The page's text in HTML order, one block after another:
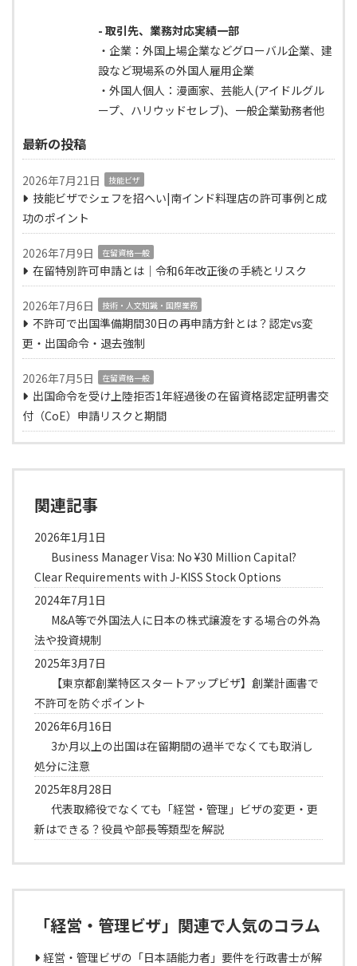
- 取引先、業務対応実績一部
・企業：外国上場企業などグローバル企業、建
設など現場系の外国人雇用企業
・外国人個人：漫画家、芸能人(アイドルグル
ープ、ハリウッドセレブ)、一般企業勤務者他
最新の投稿
2026年7月21日 技能ビザ
技能ビザでシェフを招へい|南インド料理店の許可事例と成
功のポイント
2026年7月9日 在留資格一般
在留特別許可申請とは｜令和6年改正後の手続とリスク
2026年7月6日 技術・人文知識・国際業務
不許可で出国準備期間30日の再申請方針とは？認定vs変
更・出国命令・退去強制
2026年7月5日 在留資格一般
出国命令を受け上陸拒否1年経過後の在留資格認定証明書交
付（CoE）申請リスクと期間
関連記事
2026年1月1日
Business Manager Visa: No ¥30 Million Capital?
Clear Requirements with J-KISS Stock Options
2024年7月1日
M&A等で外国法人に日本の株式譲渡をする場合の外為
法や投資規制
2025年3月7日
【東京都創業特区スタートアップビザ】創業計画書で
不許可を防ぐポイント
2026年6月16日
3か月以上の出国は在留期間の過半でなくても取消し
処分に注意
2025年8月28日
代表取締役でなくても「経営・管理」ビザの変更・更
新はできる？役員や部長等類型を解説
「経営・管理ビザ」関連で人気のコラム
経営・管理ビザの「日本語能力者」要件を行政書士が解